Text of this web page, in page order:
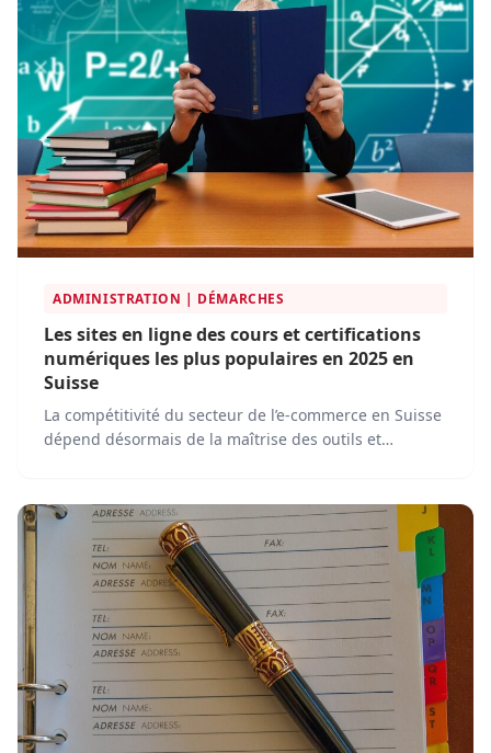
et les particuliers.
ADMINISTRATION | DÉMARCHES
Les sites en ligne des cours et certifications
numériques les plus populaires en 2025 en
Suisse
La compétitivité du secteur de l’e-commerce en Suisse
dépend désormais de la maîtrise des outils et